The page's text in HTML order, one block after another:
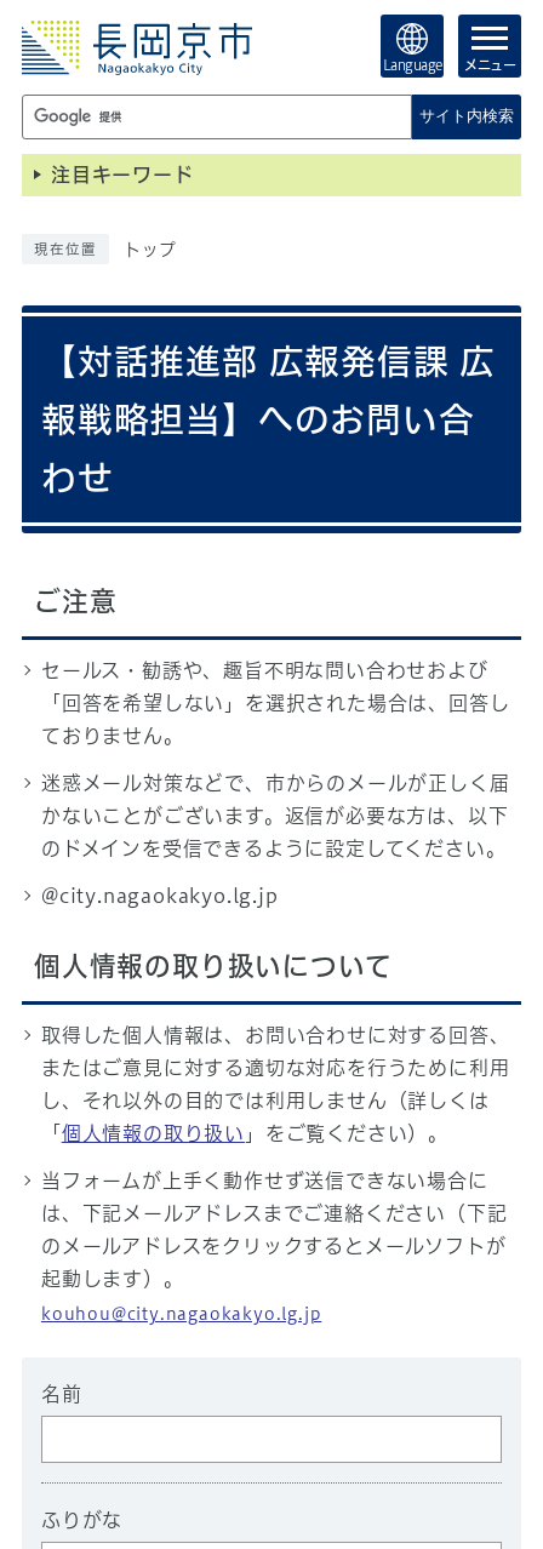
Language メニュー
サイト内検索
注目キーワード
現在位置 トップ
【対話推進部 広報発信課 広
報戦略担当】へのお問い合
わせ
ご注意
セールス・勧誘や、趣旨不明な問い合わせおよび
「回答を希望しない」を選択された場合は、回答し
ておりません。
迷惑メール対策などで、市からのメールが正しく届
かないことがございます。返信が必要な方は、以下
のドメインを受信できるように設定してください。
@city.nagaokakyo.lg.jp
個人情報の取り扱いについて
取得した個人情報は、お問い合わせに対する回答、
またはご意見に対する適切な対応を行うために利用
し、それ以外の目的では利用しません（詳しくは
「 個人情報の取り扱い 」をご覧ください）。
当フォームが上手く動作せず送信できない場合に
は、下記メールアドレスまでご連絡ください（下記
のメールアドレスをクリックするとメールソフトが
起動します）。
kouhou@city.nagaokakyo.lg.jp
名前
ふりがな